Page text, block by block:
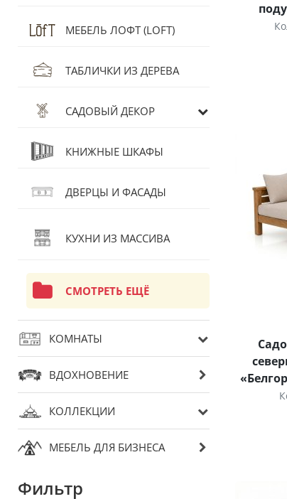
МЕБЕЛЬ ЛОФТ (LOFT)
ТАБЛИЧКИ ИЗ ДЕРЕВА
САДОВЫЙ ДЕКОР
КНИЖНЫЕ ШКАФЫ
ДВЕРЦЫ И ФАСАДЫ
КУХНИ ИЗ МАССИВА
СМОТРЕТЬ ЕЩЁ
КОЛЛЕКЦИИ
КОМНАТЫ
МЕБЕЛЬ ДЛЯ БИЗНЕСА
ВДОХНОВЕНИЕ
Фильтр